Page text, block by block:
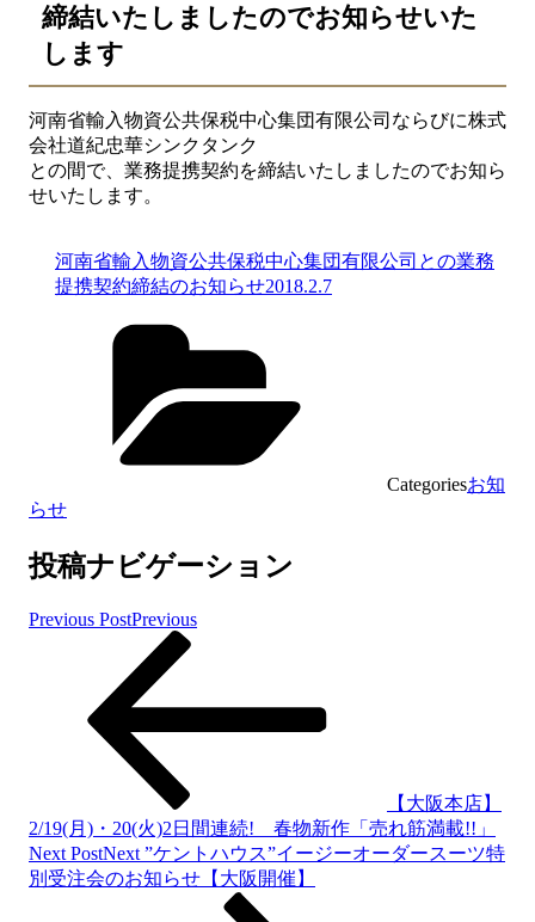
締結いたしましたのでお知らせいた
します
河南省輸入物資公共保税中心集団有限公司ならびに株式
会社道紀忠華シンクタンク
との間で、業務提携契約を締結いたしましたのでお知ら
せいたします。
河南省輸入物資公共保税中心集団有限公司との業務
提携契約締結のお知らせ2018.2.7
Categoriesお知
らせ
投稿ナビゲーション
Previous PostPrevious
【大阪本店】
2/19(月)・20(火)2日間連続! 春物新作「売れ筋満載!!」
Next PostNext ”ケントハウス”イージーオーダースーツ特
別受注会のお知らせ【大阪開催】